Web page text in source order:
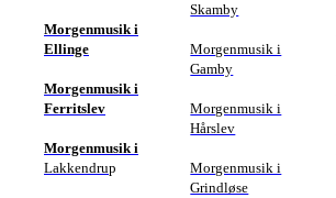
Morgenmusik i
Ellinge
Morgenmusik i
Ferritslev
Morgenmusik i
Lakkendrup
Skamby
Morgenmusik i
Gamby
Morgenmusik i
Hårslev
Morgenmusik i
Grindløse